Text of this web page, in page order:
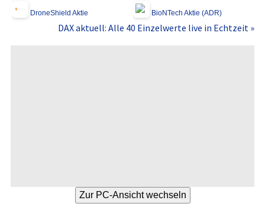
DroneShield Aktie BioNTech Aktie (ADR)
DAX aktuell: Alle 40 Einzelwerte live in Echtzeit »